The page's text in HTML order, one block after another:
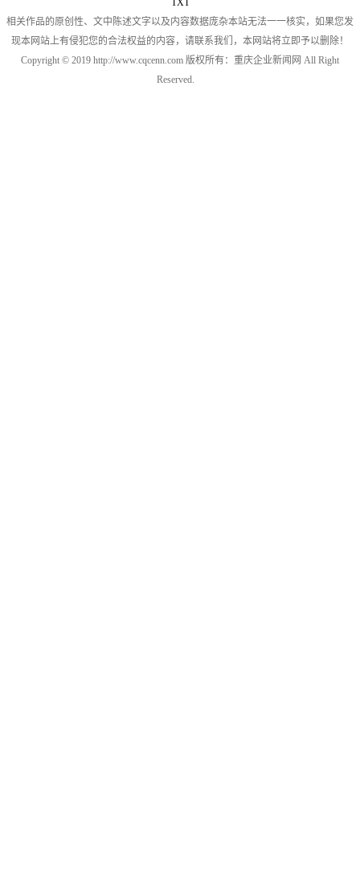
TXT
相关作品的原创性、文中陈述文字以及内容数据庞杂本站无法一一核实，如果您发
现本网站上有侵犯您的合法权益的内容，请联系我们，本网站将立即予以删除！
Copyright © 2019 http://www.cqcenn.com 版权所有：重庆企业新闻网 All Right
Reserved.